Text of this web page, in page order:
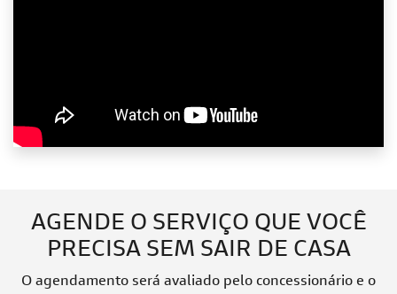
AGENDE O SERVIÇO QUE VOCÊ
PRECISA SEM SAIR DE CASA
O agendamento será avaliado pelo concessionário e o